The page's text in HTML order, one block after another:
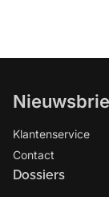
Klantenservice
Contact
Dossiers